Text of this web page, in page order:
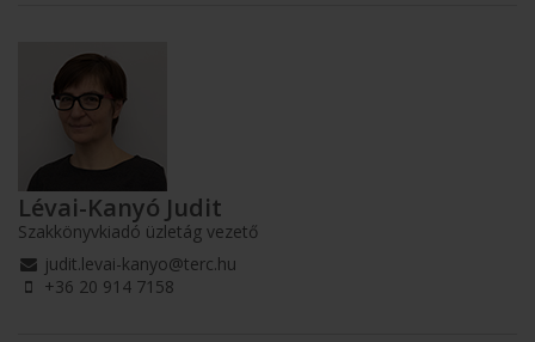
Lévai-Kanyó Judit
Szakkönyvkiadó üzletág vezető
judit.levai-kanyo@terc.hu
+36 20 914 7158